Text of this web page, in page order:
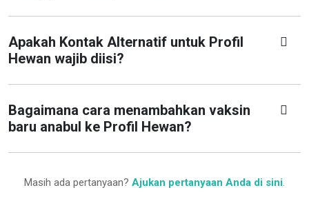
Apakah Kontak Alternatif untuk Profil
Hewan wajib diisi?
Bagaimana cara menambahkan vaksin
baru anabul ke Profil Hewan?
Masih ada pertanyaan? Ajukan pertanyaan Anda di sini.